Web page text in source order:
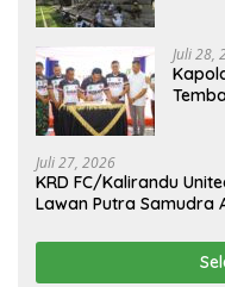
Juli 28,
Juli 27, 2026
KRD FC/Kalirandu
Lawan Putra Samudra